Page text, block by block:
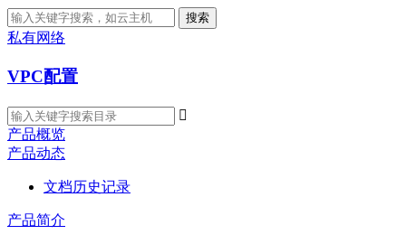
搜索
私有网络
VPC配置

产品概览
产品动态
文档历史记录
产品简介